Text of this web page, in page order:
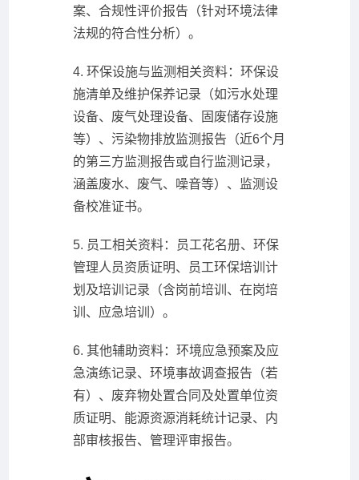
案、合规性评价报告（针对环境法律
法规的符合性分析）。
4. 环保设施与监测相关资料：环保设
施清单及维护保养记录（如污水处理
设备、废气处理设备、固废储存设施
等）、污染物排放监测报告（近6个月
的第三方监测报告或自行监测记录，
涵盖废水、废气、噪音等）、监测设
备校准证书。
5. 员工相关资料：员工花名册、环保
管理人员资质证明、员工环保培训计
划及培训记录（含岗前培训、在岗培
训、应急培训）。
6. 其他辅助资料：环境应急预案及应
急演练记录、环境事故调查报告（若
有）、废弃物处置合同及处置单位资
质证明、能源资源消耗统计记录、内
部审核报告、管理评审报告。